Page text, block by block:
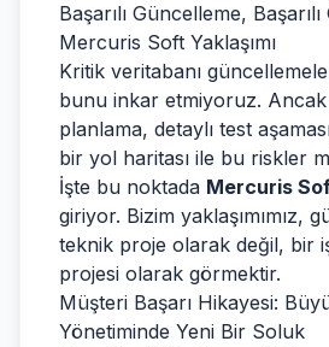
Başarılı Güncelleme,
Mercuris Soft Yaklaşımı
Kritik veritabanı
bunu inkar etmiyoruz.
planlama, detaylı test
bir yol haritası ile bu riskler
İşte bu noktada Mercuris
giriyor. Bizim yaklaşımımız,
teknik proje olarak değil, bir
projesi olarak görmektir.
Müşteri Başarı Hikayesi:
Yönetiminde Yeni Bir Soluk